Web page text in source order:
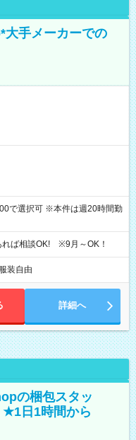
大手メーカーでの
で選択可 ※本件は週20時間勤
ば相談OK! ※9月～OK！
服装自由
詳細へ
の梱包スタッ
日1時間から